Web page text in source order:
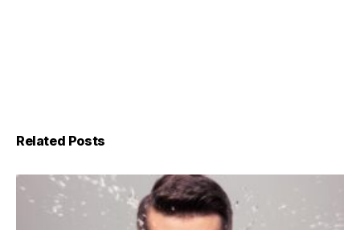
Related Posts